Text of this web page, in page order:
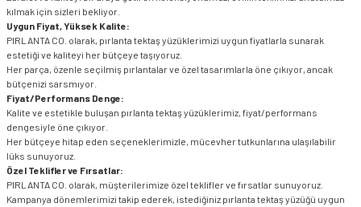
kılmak için sizleri bekliyor.
Uygun Fiyat, Yüksek Kalite:
PIRLANTA CO. olarak, pırlanta tektaş yüzüklerimizi uygun fiyatlarla sunarak
estetiği ve kaliteyi her bütçeye taşıyoruz.
Her parça, özenle seçilmiş pırlantalar ve özel tasarımlarla öne çıkıyor, ancak
bütçenizi sarsmıyor.
Fiyat/Performans Denge:
Kalite ve estetikle buluşan pırlanta tektaş yüzüklerimiz, fiyat/performans
dengesiyle öne çıkıyor.
Her bütçeye hitap eden seçeneklerimizle, mücevher tutkunlarına ulaşılabilir
lüks sunuyoruz.
Özel Teklifler ve Fırsatlar:
PIRLANTA CO. olarak, müşterilerimize özel teklifler ve fırsatlar sunuyoruz.
Kampanya dönemlerimizi takip ederek, istediğiniz pırlanta tektaş yüzüğü uygun